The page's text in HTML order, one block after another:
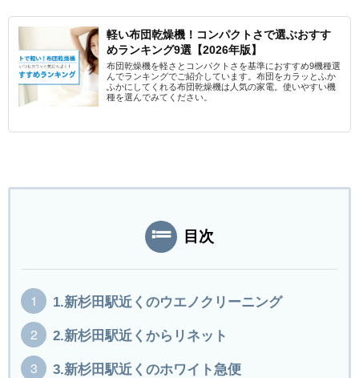
軽い布団乾燥機！コンパクトさで選ぶおすす
めランキング9選【2026年版】
布団乾燥機を軽さとコンパクトさを基準におすすめ9機種選
んでランキングでご紹介しています。布団をカラッとふか
ふかにしてくれる布団乾燥機は人気の家電。使いやすい機
種を選んでみてください。
目次
1.新杉田駅近くのウエノクリーニング
2.新杉田駅近くからリネット
3.新杉田駅近くのホワイト急便